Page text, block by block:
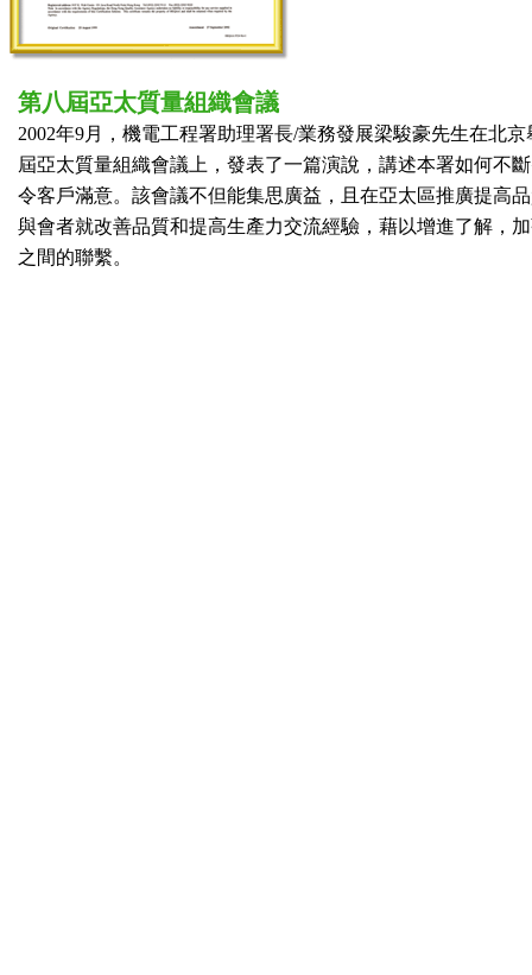
第八屆亞太質量組織會議
2002年9月，機電工程署助理署長/業務發展梁駿豪先生在北
屆亞太質量組織會議上，發表了一篇演說，講述本署如何不
令客戶滿意。該會議不但能集思廣益，且在亞太區推廣提高
與會者就改善品質和提高生產力交流經驗，藉以增進了解，
之間的聯繫。